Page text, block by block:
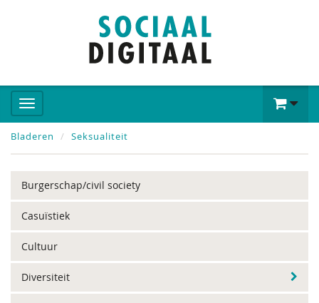
Bladeren Seksualiteit
Burgerschap/civil society
Casuïstiek
Cultuur
Diversiteit